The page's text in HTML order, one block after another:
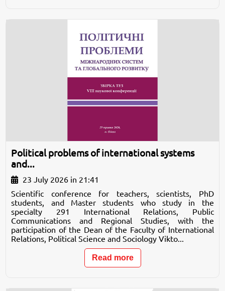
Political problems of international systems
and...
23 July 2026 in 21:41
Scientific conference for teachers, scientists, PhD
students, and Master students who study in the
specialty 291 International Relations, Public
Communications and Regional Studies, with the
participation of the Dean of the Faculty of International
Relations, Political Science and Sociology Vikto...
Read more